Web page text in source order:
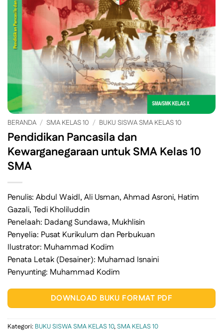
BERANDA / SMA KELAS 10 / BUKU SISWA SMA KELAS 10
Pendidikan Pancasila dan
Kewarganegaraan untuk SMA Kelas 10
SMA
Penulis: Abdul Waidl, Ali Usman, Ahmad Asroni, Hatim
Gazali, Tedi Kholiluddin
Penelaah: Dadang Sundawa, Mukhlisin
Penyelia: Pusat Kurikulum dan Perbukuan
Ilustrator: Muhammad Kodim
Penata Letak (Desainer): Muhamad Isnaini
Penyunting: Muhammad Kodim
DOWNLOAD BUKU FORMAT PDF
Kategori: BUKU SISWA SMA KELAS 10,SMA KELAS 10